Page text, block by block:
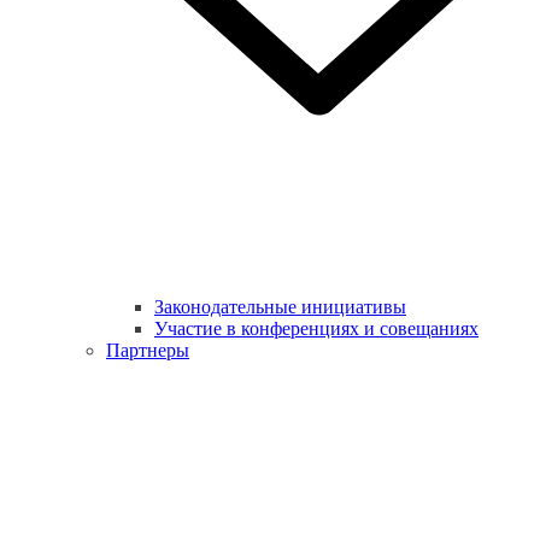
Законодательные инициативы
Участие в конференциях и совещаниях
Партнеры